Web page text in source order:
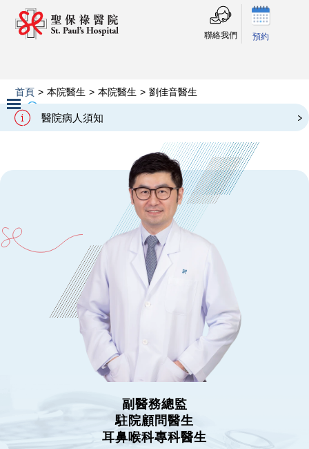
聯絡我們 預約
醫院病人須知
Slide 2 of 3.
首頁 > 本院醫生 > 本院醫生 > 劉佳音醫生
劉佳音醫生
副醫務總監
駐院顧問醫生
耳鼻喉科專科醫生